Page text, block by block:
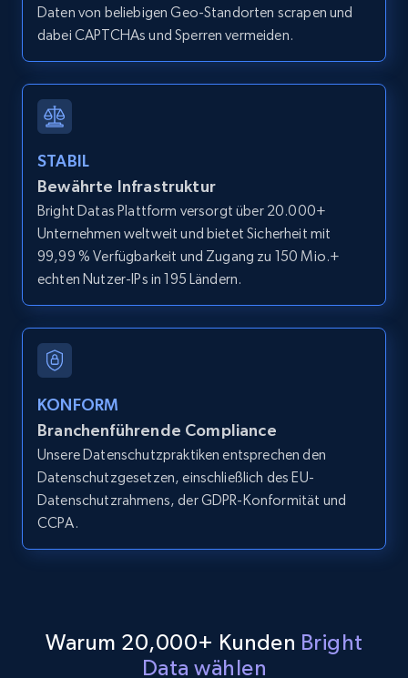
Zillow properties listing information -
Zpid, City, State, HomeStatus, Address,
IsListingClaimedByCurrentSignedInUser,
and more.
12K+ 1.3K+ Gratis testen
URL, ID, User id, Use url, Title, Headline, Post
text, Date posted, and more.
11.3K+
LinkedIn posts - Discover user's articles by
URL
Daten von beliebigen Geo-Standorten scrapen und
dabei CAPTCHAs und Sperren vermeiden.
STABIL
Bewährte Infrastruktur
Bright Datas Plattform versorgt über 20.000+
Unternehmen weltweit und bietet Sicherheit mit
99,99 % Verfügbarkeit und Zugang zu 150 Mio.+
echten Nutzer-IPs in 195 Ländern.
KONFORM
Branchenführende Compliance
Unsere Datenschutzpraktiken entsprechen den
Datenschutzgesetzen, einschließlich des EU-
Datenschutzrahmens, der GDPR-Konformität und
CCPA.
Warum 20,000+ Kunden Bright
Data wählen